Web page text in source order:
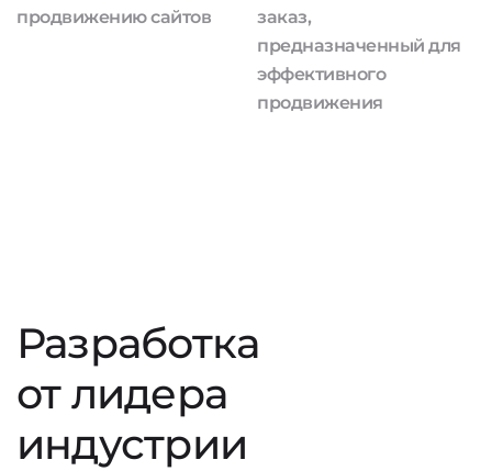
продвижению сайтов
заказ,
предназначенный для
эффективного
продвижения
Разработка
от лидера
индустрии